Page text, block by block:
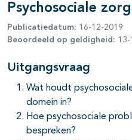
Psychosociale
Publicatiedatum: 16-12-2019
Beoordeeld op geldigheid: 13-
Uitgangsvraag
Wat houdt
domein in?
Hoe psychosociale
bespreken?